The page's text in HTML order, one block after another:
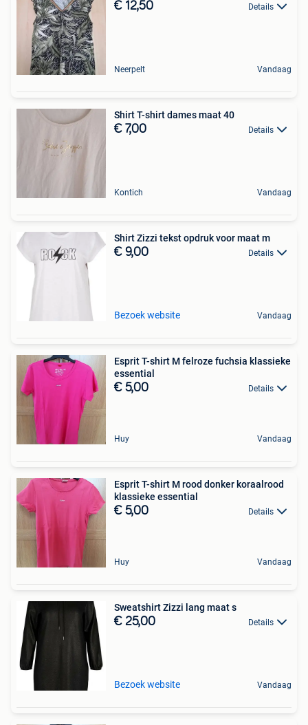
€ 12,50 Details
Neerpelt Vandaag
Shirt T-shirt dames maat 40
€ 7,00 Details
Kontich Vandaag
Shirt Zizzi tekst opdruk voor maat m
€ 9,00 Details
Bezoek website Vandaag
Esprit T-shirt M felroze fuchsia klassieke
essential
€ 5,00 Details
Huy Vandaag
Esprit T-shirt M rood donker koraalrood
klassieke essential
€ 5,00 Details
Huy Vandaag
Sweatshirt Zizzi lang maat s
€ 25,00 Details
Bezoek website Vandaag